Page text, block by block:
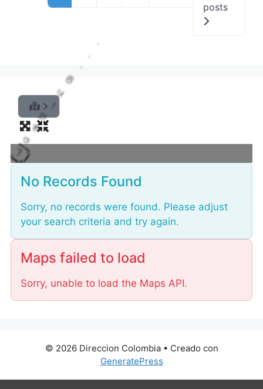
posts
L
o
a
d
i
n
g
.
.
.
No Records Found
Sorry, no records were found. Please adjust
your search criteria and try again.
Maps failed to load
Sorry, unable to load the Maps API.
© 2026 Direccion Colombia• Creado con
GeneratePress